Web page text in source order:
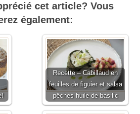
cet article? Vous
également:
Recette – Cabillaud en
feuilles de figuier et salsa
pêches huile de basilic